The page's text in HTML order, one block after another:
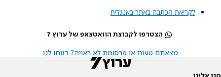
לקריאת הכתבה באתר באנגלית
הצטרפו לקבוצת הוואטצאפ של ערוץ 7
מצאתם טעות או פרסומת לא ראויה? דווחו לנו